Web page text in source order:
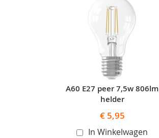
A60 E27 peer 7,5w 806lm
helder
€ 5,95
In Winkelwagen